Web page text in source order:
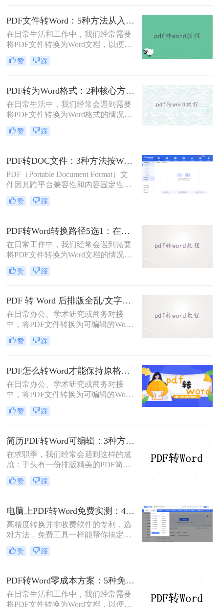
调整报告格式，掌握高效的PDF转
Word技巧都至关重要。本文将为您详
细介绍几种经过实践验证的有效方
法，帮助您快速解决格式转换问题。
PDF文件转Word：5种方法从入门到避坑的实操指南！
在日常生活和工作中，我们经常需要
将PDF文件转换为Word文档，以便于
编辑和修改。那么怎么把pdf文件转换
成word呢？本文将详细介绍几种将
助大家轻松应对这一需求。
赞 踩
PDF转为Word格式：2种核心方法的适用场景和操作差异！
在日常生活中，我们经常会遇到需要
将PDF文件转换为Word格式的情况，
以便于编辑和修改文件内容。那么如
何将pdf转为word格式呢？本文将介绍
赞 踩
PDF转DOC文件：3种方法按Word版本兼容性选择！
PDF（Portable Document Format）文
件因其跨平台兼容性和内容固定性而
广受欢迎，但在某些情况下，我们可
能需要将其转换为DOC（Microsoft
那么pdf文件怎么转换成doc文件呢？
本文将介绍三种将PDF文件转换成
DOC文件的方法。
赞 踩
PDF转Word转换路径5选1：在线、软件、手机端各场景最优解！
在日常工作中，我们经常会遇到需要
将PDF文件转换为Word文档的情况，
以便对内容进行编辑或修改。那么pdf
转word怎么转呢？本文将介绍五种将
最适合自己的转换方式。
赞 踩
PDF 转 Word 后排版全乱/文字错位/串行/乱跑怎么办？3种高保真转换方法全解析
在日常办公、学术研究或商务对接
中，将PDF文件转换为可编辑的Word
文档是极高频的需求。但最令人头疼
的往往不是转换本身，而是转换后出
等“惨剧”。面对PDF 转 Word 后排版
全乱/文字错位/串行/乱跑怎么办这一
难题，很多人尝试了各种免费工具却
依然无法解决。
赞 踩
PDF怎么转Word才能保持原格式不变/版式不乱？3种专业有效方法全解析！
在日常办公、学术研究或商务对接
中，将PDF文件转换为可编辑的Word
文档是极高频的需求。但最令人头疼
的往往不是转换本身，而是转换后出
等“惨剧”。因此，很多人都在苦苦寻
找“PDF怎么转Word才能保持原格式
不变/版式不乱”的完美方案。
赞 踩
简历PDF转Word可编辑：3种方法保留排版不乱的实测！
在求职季，我们经常会遇到这样的尴
尬：手头有一份排版精美的PDF简
历，但招聘系统只允许上传Word格
式，或者HR希望能直接在简历上修
怎么转word简历的技巧就显得至关重
要。直接复制粘贴不仅会打乱排版，
还可能丢失关键信息。
赞 踩
电脑上PDF转Word免费实测：4个方案的转换效果和注意事项！
高精度转换并非收费软件的专利，选
对方法，免费工具一样能帮你搞定复
杂排版。“免费的工具转换效果肯定
很差吧？”这是我作为办公软件测评
处理pdf转word时，往往陷入“收费软
件太贵，免费工具怕坑”的两难境
地。那么电脑上怎么把pdf转成word免
赞 踩
PDF转Word零成本方案：5种免费路径的适用边界和效果评估！
在日常生活和工作中，我们经常需要
将PDF文件转换为Word文档，以便进